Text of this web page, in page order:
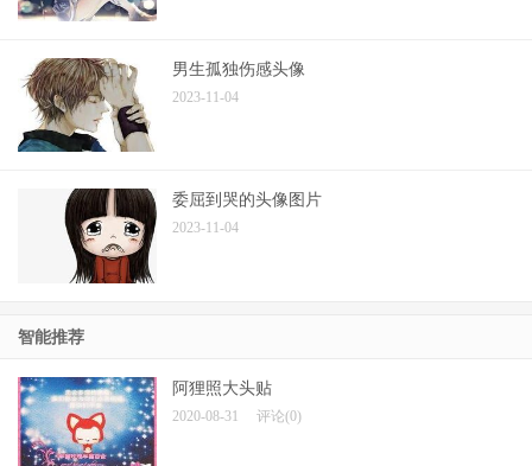
男生孤独伤感头像
2023-11-04
委屈到哭的头像图片
2023-11-04
智能推荐
阿狸照大头贴
2020-08-31 评论(0)